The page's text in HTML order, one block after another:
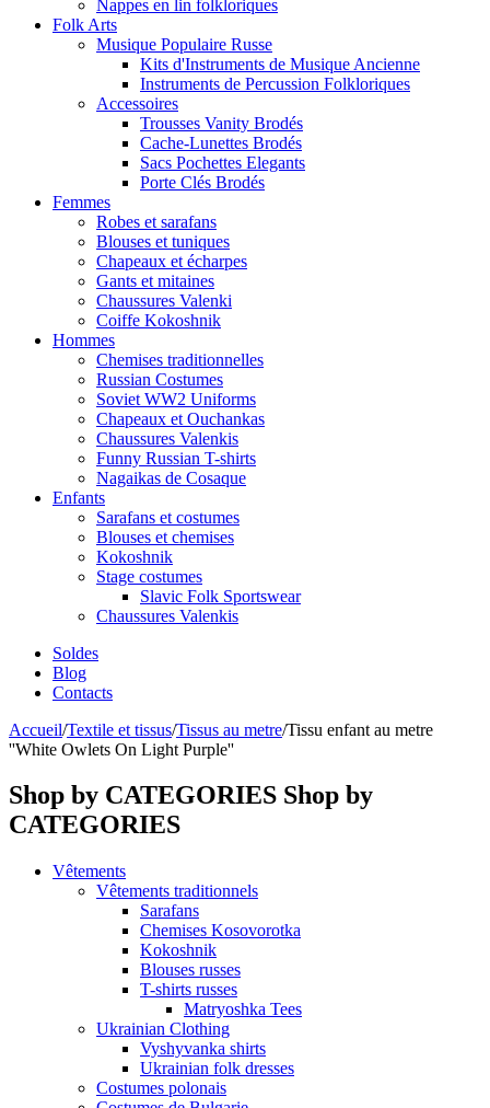
Nappes en lin folkloriques
Folk Arts
Musique Populaire Russe
Kits d'Instruments de Musique Ancienne
Instruments de Percussion Folkloriques
Accessoires
Trousses Vanity Brodés
Cache-Lunettes Brodés
Sacs Pochettes Elegants
Porte Clés Brodés
Femmes
Robes et sarafans
Blouses et tuniques
Chapeaux et écharpes
Gants et mitaines
Chaussures Valenki
Coiffe Kokoshnik
Hommes
Chemises traditionnelles
Russian Costumes
Soviet WW2 Uniforms
Chapeaux et Ouchankas
Chaussures Valenkis
Funny Russian T-shirts
Nagaikas de Cosaque
Enfants
Sarafans et costumes
Blouses et chemises
Kokoshnik
Stage costumes
Slavic Folk Sportswear
Chaussures Valenkis
Soldes
Blog
Contacts
Accueil/Textile et tissus/Tissus au metre/Tissu enfant au metre
''White Owlets On Light Purple''
Shop by CATEGORIES Shop by
CATEGORIES
Vêtements
Vêtements traditionnels
Sarafans
Chemises Kosovorotka
Kokoshnik
Blouses russes
T-shirts russes
Matryoshka Tees
Ukrainian Clothing
Vyshyvanka shirts
Ukrainian folk dresses
Costumes polonais